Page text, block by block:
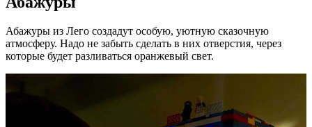
Абажуры из Лего создадут особую, уютную сказочную
атмосферу. Надо не забыть сделать в них отверстия, через
которые будет разливаться оранжевый свет.